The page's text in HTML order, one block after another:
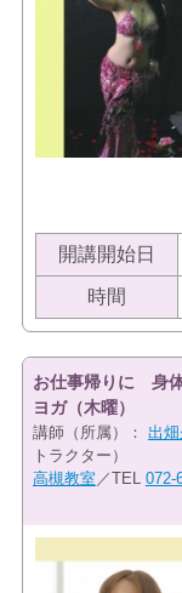
開講開始日
時間
お仕事帰りに 身
ヨガ（木曜）
講師（所属）： 出
トラクター）
高槻教室 ／TEL 072-